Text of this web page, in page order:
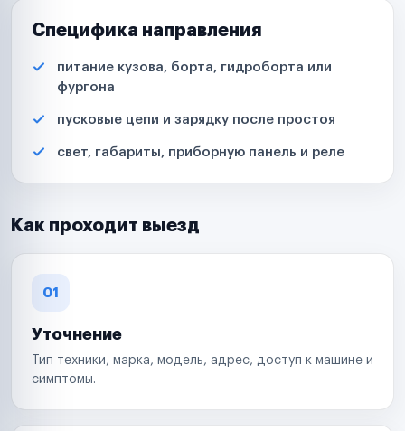
Специфика направления
питание кузова, борта, гидроборта или
фургона
пусковые цепи и зарядку после простоя
свет, габариты, приборную панель и реле
Как проходит выезд
01
Уточнение
Тип техники, марка, модель, адрес, доступ к машине и
симптомы.